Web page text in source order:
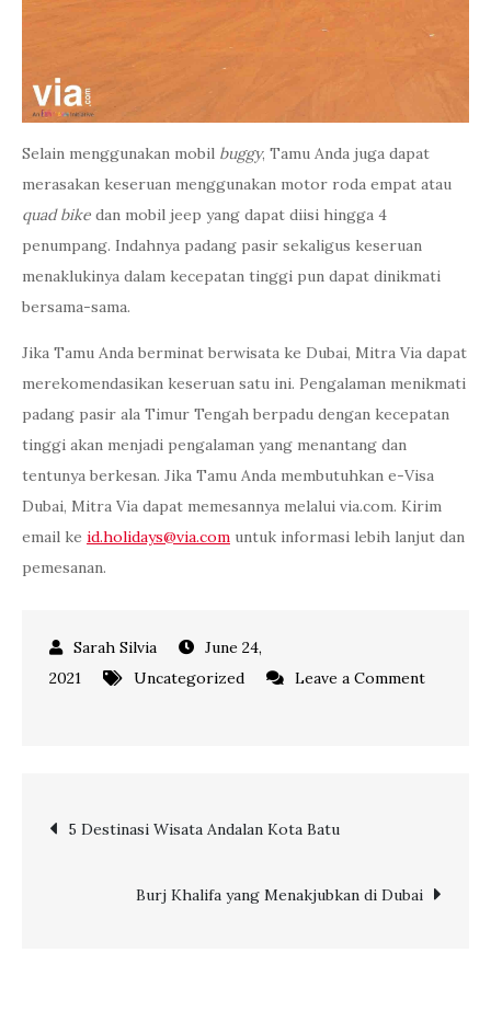
Selain menggunakan mobil buggy, Tamu Anda juga dapat
merasakan keseruan menggunakan motor roda empat atau
quad bike dan mobil jeep yang dapat diisi hingga 4
penumpang. Indahnya padang pasir sekaligus keseruan
menaklukinya dalam kecepatan tinggi pun dapat dinikmati
bersama-sama.
Jika Tamu Anda berminat berwisata ke Dubai, Mitra Via dapat
merekomendasikan keseruan satu ini. Pengalaman menikmati
padang pasir ala Timur Tengah berpadu dengan kecepatan
tinggi akan menjadi pengalaman yang menantang dan
tentunya berkesan. Jika Tamu Anda membutuhkan e-Visa
Dubai, Mitra Via dapat memesannya melalui via.com. Kirim
email ke id.holidays@via.com untuk informasi lebih lanjut dan
pemesanan.
June 24,
2021
Uncategorized
Leave a Comment
Red
Post
navigation
5 Destinasi Wisata Andalan Kota Batu
Burj Khalifa yang Menakjubkan di Dubai